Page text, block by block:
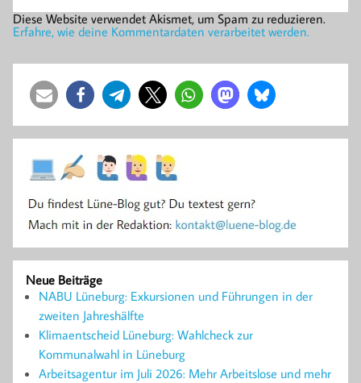
Diese Website verwendet Akismet, um Spam zu reduzieren.
Erfahre, wie deine Kommentardaten verarbeitet werden.
Neue Beiträge
NABU Lüneburg: Exkursionen und Führungen in der
zweiten Jahreshälfte
Klimaentscheid Lüneburg: Wahlcheck zur
Kommunalwahl in Lüneburg
Arbeitsagentur im Juli 2026: Mehr Arbeitslose und mehr